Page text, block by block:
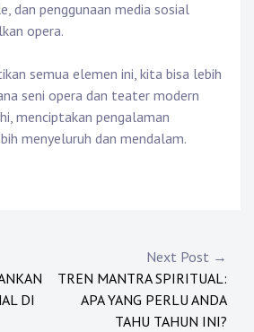
dan penggunaan media sosial
opera.
semua elemen ini, kita bisa lebih
seni opera dan teater modern
menciptakan pengalaman
menyeluruh dan mendalam.
DI
Next Post →
TREN MANTRA SPIRITUAL:
APA YANG PERLU ANDA
TAHU TAHUN INI?